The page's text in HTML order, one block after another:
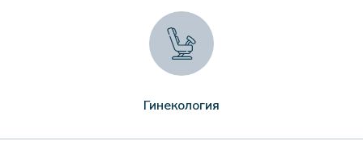
Гинекология